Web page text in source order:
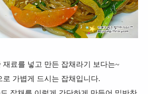
재료를 넣고 만든 잡채라기 보다는~
로 가볍게 드시는 잡채입니다.